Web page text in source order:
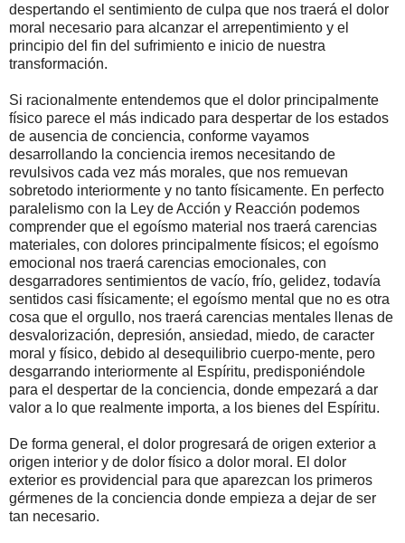
despertando el sentimiento de culpa que nos traerá el dolor
moral necesario para alcanzar el arrepentimiento y el
principio del fin del sufrimiento e inicio de nuestra
transformación.
Si racionalmente entendemos que el dolor principalmente
físico parece el más indicado para despertar de los estados
de ausencia de conciencia, conforme vayamos
desarrollando la conciencia iremos necesitando de
revulsivos cada vez más morales, que nos remuevan
sobretodo interiormente y no tanto físicamente. En perfecto
paralelismo con la Ley de Acción y Reacción podemos
comprender que el egoísmo material nos traerá carencias
materiales, con dolores principalmente físicos; el egoísmo
emocional nos traerá carencias emocionales, con
desgarradores sentimientos de vacío, frío, gelidez, todavía
sentidos casi físicamente; el egoísmo mental que no es otra
cosa que el orgullo, nos traerá carencias mentales llenas de
desvalorización, depresión, ansiedad, miedo, de caracter
moral y físico, debido al desequilibrio cuerpo-mente, pero
desgarrando interiormente al Espíritu, predisponiéndole
para el despertar de la conciencia, donde empezará a dar
valor a lo que realmente importa, a los bienes del Espíritu.
De forma general, el dolor progresará de origen exterior a
origen interior y de dolor físico a dolor moral. El dolor
exterior es providencial para que aparezcan los primeros
gérmenes de la conciencia donde empieza a dejar de ser
tan necesario.